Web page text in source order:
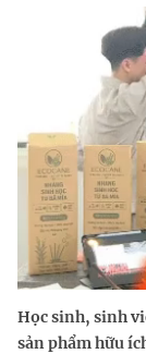
Học sinh, sinh
sản phẩm hữu